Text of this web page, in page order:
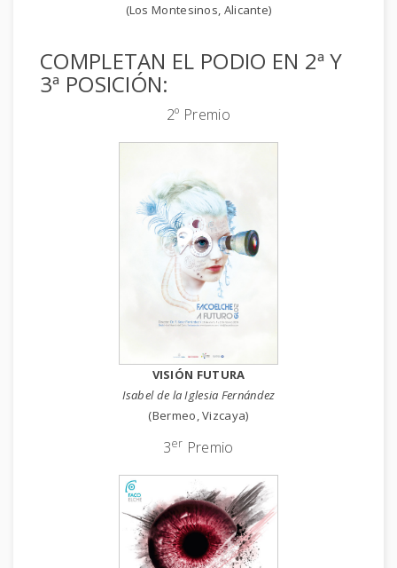
(Los Montesinos, Alicante)
COMPLETAN EL PODIO EN 2ª Y
3ª POSICIÓN:
2º Premio
VISIÓN FUTURA
Isabel de la Iglesia Fernández
(Bermeo, Vizcaya)
3er Premio